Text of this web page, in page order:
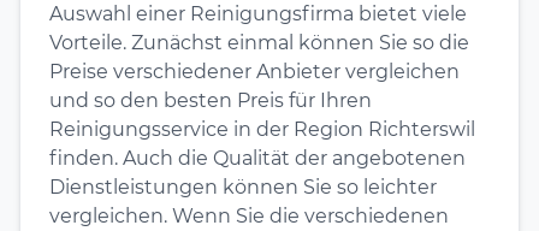
Auswahl einer Reinigungsfirma bietet viele
Vorteile. Zunächst einmal können Sie so die
Preise verschiedener Anbieter vergleichen
und so den besten Preis für Ihren
Reinigungsservice in der Region Richterswil
finden. Auch die Qualität der angebotenen
Dienstleistungen können Sie so leichter
vergleichen. Wenn Sie die verschiedenen